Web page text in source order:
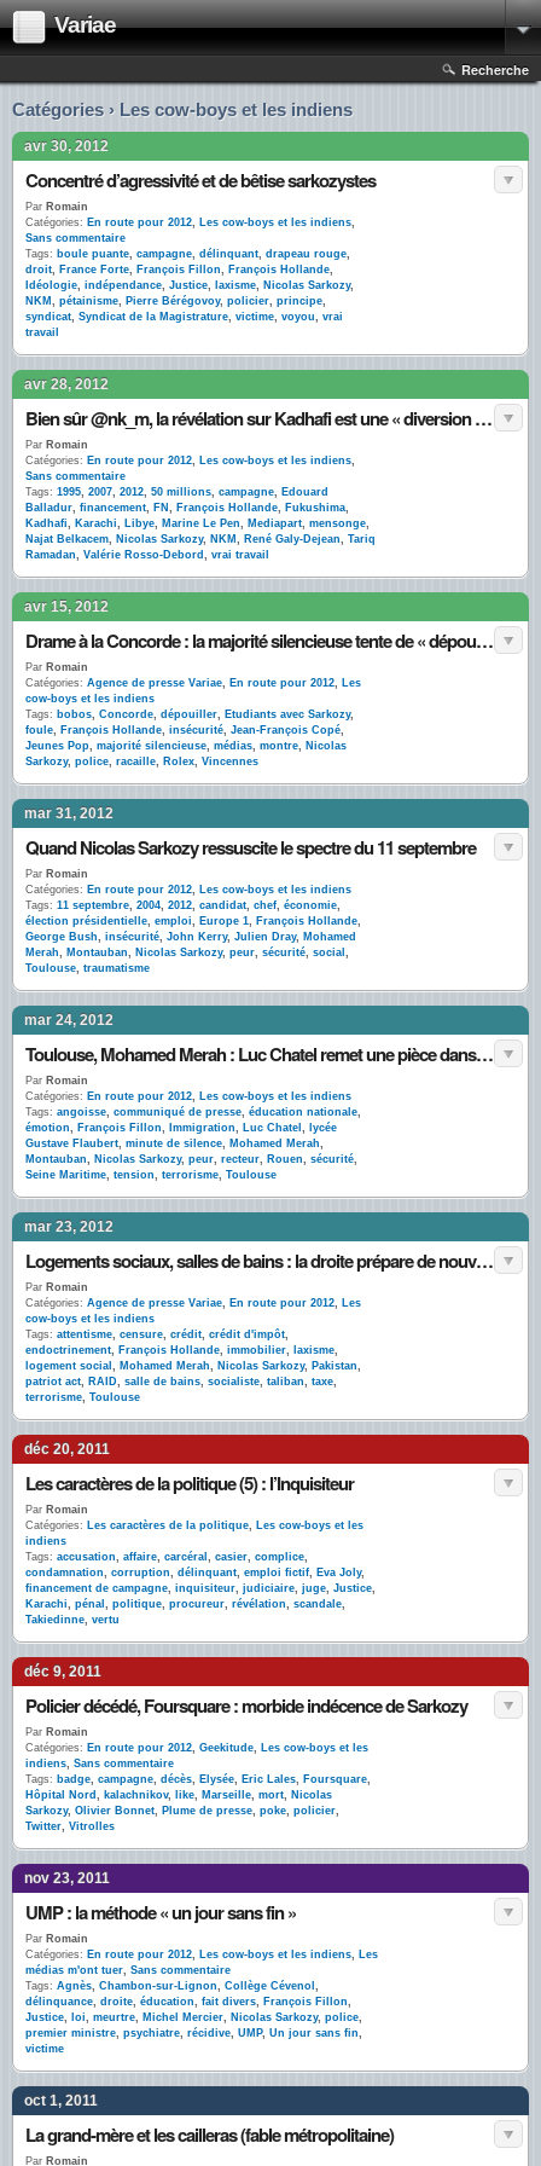
Variae
Recherche
Catégories › Les cow-boys et les indiens
avr 30, 2012
Concentré d’agressivité et de bêtise sarkozystes
Par Romain
Catégories: En route pour 2012, Les cow-boys et les indiens,
Sans commentaire
Tags: boule puante, campagne, délinquant, drapeau rouge,
droit, France Forte, François Fillon, François Hollande,
Idéologie, indépendance, Justice, laxisme, Nicolas Sarkozy,
NKM , pétainisme, Pierre Bérégovoy, policier, principe,
syndicat, Syndicat de la Magistrature, victime, voyou, vrai
travail
avr 28, 2012
Bien sûr @nk_m, la révélation sur Kadhafi est une « diversion » de la gauche !
Par Romain
Catégories: En route pour 2012, Les cow-boys et les indiens,
Sans commentaire
Tags: 1995, 2007, 2012, 50 millions, campagne, Edouard
Balladur, financement, FN , François Hollande, Fukushima,
Kadhafi, Karachi, Libye, Marine Le Pen, Mediapart, mensonge,
Najat Belkacem, Nicolas Sarkozy, NKM , René Galy-Dejean, Tariq
Ramadan, Valérie Rosso-Debord , vrai travail
avr 15, 2012
Drame à la Concorde : la majorité silencieuse tente de « dépouiller » la Rolex de Sarkozy
Par Romain
Catégories: Agence de presse Variae, En route pour 2012, Les
cow-boys et les indiens
Tags: bobos, Concorde, dépouiller, Etudiants avec Sarkozy,
foule, François Hollande, insécurité, Jean-François Copé,
Jeunes Pop, majorité silencieuse, médias, montre, Nicolas
Sarkozy, police, racaille, Rolex, Vincennes
mar 31, 2012
Quand Nicolas Sarkozy ressuscite le spectre du 11 septembre
Par Romain
Catégories: En route pour 2012, Les cow-boys et les indiens
Tags: 11 septembre, 2004, 2012, candidat, chef, économie,
élection présidentielle, emploi, Europe 1, François Hollande,
George Bush, insécurité, John Kerry, Julien Dray, Mohamed
Merah, Montauban, Nicolas Sarkozy, peur, sécurité, social ,
Toulouse, traumatisme
mar 24, 2012
Toulouse, Mohamed Merah : Luc Chatel remet une pièce dans le jukebox
Par Romain
Catégories: En route pour 2012, Les cow-boys et les indiens
Tags: angoisse, communiqué de presse, éducation nationale,
émotion, François Fillon, Immigration, Luc Chatel ,
lycée
Gustave Flaubert, minute de silence, Mohamed Merah,
Montauban, Nicolas Sarkozy, peur, recteur, Rouen, sécurité,
Seine Maritime, tension, terrorisme, Toulouse
mar 23, 2012
Logements sociaux, salles de bains : la droite prépare de nouvelles mesures contre le terrorisme
Par Romain
Catégories: Agence de presse Variae, En route pour 2012, Les
cow-boys et les indiens
Tags: attentisme, censure, crédit, crédit d'impôt,
endoctrinement, François Hollande, immobilier, laxisme,
logement social , Mohamed Merah, Nicolas Sarkozy, Pakistan,
patriot act, RAID, salle de bains, socialiste, taliban, taxe,
terrorisme, Toulouse
déc 20, 2011
Les caractères de la politique (5) : l’Inquisiteur
Par Romain
Catégories: Les caractères de la politique, Les cow-boys et les
indiens
Tags: accusation, affaire, carcéral , casier, complice,
condamnation, corruption, délinquant, emploi fictif, Eva Joly,
financement de campagne, inquisiteur, judiciaire, juge, Justice,
Karachi, pénal , politique, procureur, révélation, scandale,
Takiedinne, vertu
déc 9, 2011
Policier décédé, Foursquare : morbide indécence de Sarkozy
Par Romain
Catégories: En route pour 2012, Geekitude, Les cow-boys et les
indiens, Sans commentaire
Tags: badge, campagne, décès, Elysée, Eric Lales, Foursquare,
Hôpital Nord , kalachnikov, like, Marseille, mort, Nicolas
Sarkozy, Olivier Bonnet, Plume de presse, poke, policier,
Twitter, Vitrolles
nov 23, 2011
UMP : la méthode « un jour sans fin »
Par Romain
Catégories: En route pour 2012, Les cow-boys et les indiens, Les
médias m'ont tuer, Sans commentaire
Tags: Agnès, Chambon-sur-Lignon, Collège Cévenol ,
délinquance, droite, éducation, fait divers, François Fillon,
Justice, loi, meurtre, Michel Mercier, Nicolas Sarkozy, police,
premier ministre, psychiatre, récidive, UMP, Un jour sans fin,
victime
oct 1, 2011
La grand-mère et les cailleras (fable métropolitaine)
Par Romain